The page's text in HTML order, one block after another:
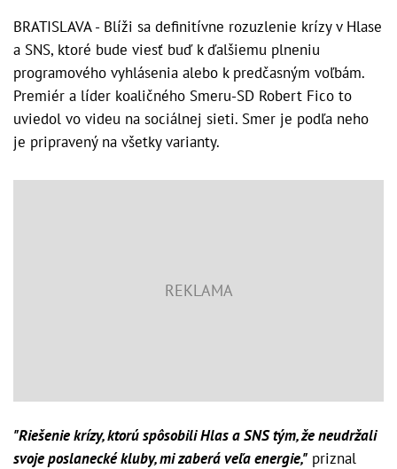
BRATISLAVA - Blíži sa definitívne rozuzlenie krízy v Hlase
a SNS, ktoré bude viesť buď k ďalšiemu plneniu
programového vyhlásenia alebo k predčasným voľbám.
Premiér a líder koaličného Smeru-SD Robert Fico to
uviedol vo videu na sociálnej sieti. Smer je podľa neho
je pripravený na všetky varianty.
"Riešenie krízy, ktorú spôsobili Hlas a SNS tým, že neudržali
svoje poslanecké kluby, mi zaberá veľa energie," priznal